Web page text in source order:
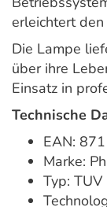
erleichtert
Die Lampe
über ihre
Einsatz in
Technische
EAN:
Marke:
Typ: